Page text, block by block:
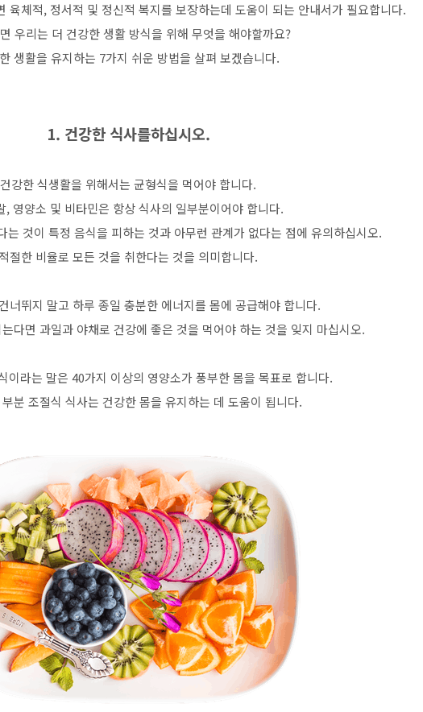
육체적, 정서적 및 정신적 복지를 보장하는데 도움이 되는 안내서가 필요합니다.
우리는 더 건강한 생활 방식을 위해 무엇을 해야할까요?
생활을 유지하는 7가지 쉬운 방법을 살펴 보겠습니다.
1. 건강한 식사를하십시오.
건강한 식생활을 위해서는 균형식을 먹어야 합니다.
, 영양소 및 비타민은 항상 식사의 일부분이어야 합니다.
는 것이 특정 음식을 피하는 것과 아무런 관계가 없다는 점에 유의하십시오.
절한 비율로 모든 것을 취한다는 것을 의미합니다.
너뛰지 말고 하루 종일 충분한 에너지를 몸에 공급해야 합니다.
다면 과일과 야채로 건강에 좋은 것을 먹어야 하는 것을 잊지 마십시오.
이라는 말은 40가지 이상의 영양소가 풍부한 몸을 목표로 합니다.
분 조절식 식사는 건강한 몸을 유지하는 데 도움이 됩니다.